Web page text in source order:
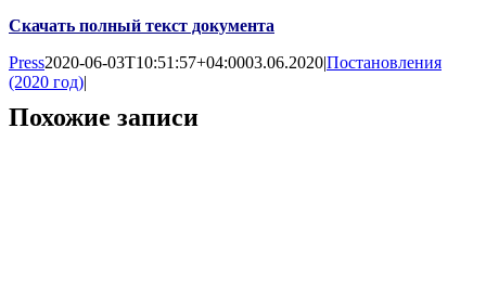
Скачать полный текст документа
Press2020-06-03T10:51:57+04:0003.06.2020|Постановления
(2020 год)|
Похожие записи